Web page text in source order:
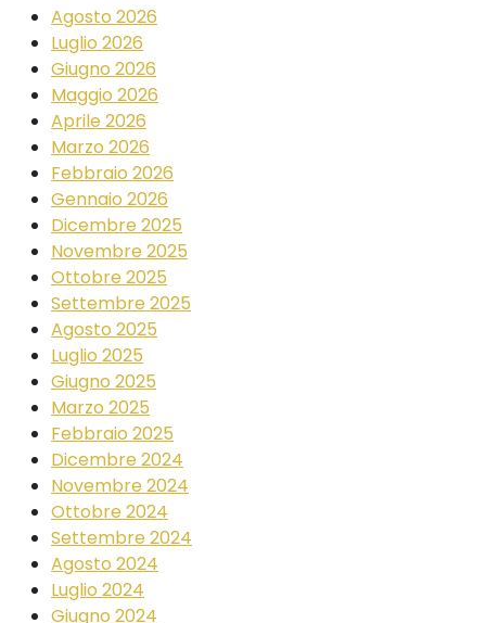
Agosto 2026
Luglio 2026
Giugno 2026
Maggio 2026
Aprile 2026
Marzo 2026
Febbraio 2026
Gennaio 2026
Dicembre 2025
Novembre 2025
Ottobre 2025
Settembre 2025
Agosto 2025
Luglio 2025
Giugno 2025
Marzo 2025
Febbraio 2025
Dicembre 2024
Novembre 2024
Ottobre 2024
Settembre 2024
Agosto 2024
Luglio 2024
Giugno 2024